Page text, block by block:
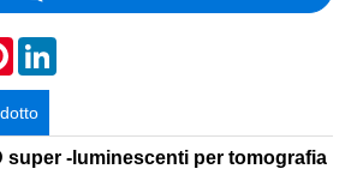
Pinterest
super -luminescenti per tomografia